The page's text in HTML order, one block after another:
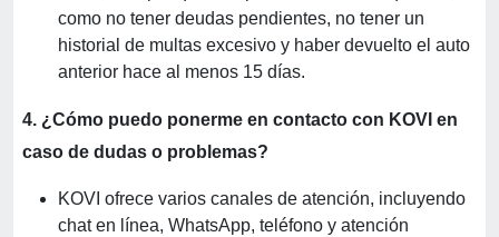
como no tener deudas pendientes, no tener un
historial de multas excesivo y haber devuelto el auto
anterior hace al menos 15 días.
4. ¿Cómo puedo ponerme en contacto con KOVI en
caso de dudas o problemas?
KOVI ofrece varios canales de atención, incluyendo
chat en línea, WhatsApp, teléfono y atención